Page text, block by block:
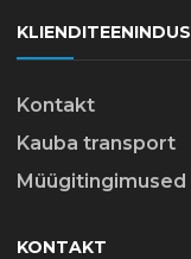
KLIENDITEENINDUS
Kontakt
Kauba transport
Müügitingimused
KONTAKT